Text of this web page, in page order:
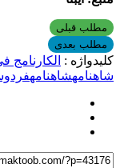
مطلب قبلی
مطلب بعدی
کلیدواژه : الکارنامج
شاهنامهشاهنامه